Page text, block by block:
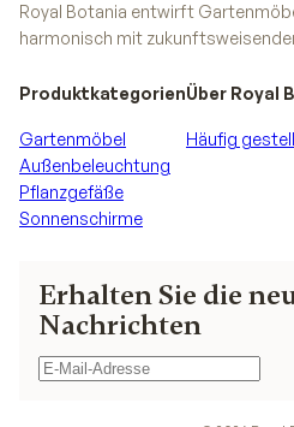
Royal Botania entwirft
harmonisch mit
Erhalten Sie die
Nachrichten
Produktkategorien
Gartenmöbel
Außenbeleuchtung
Pflanzgefäße
Sonnenschirme
Über Royal
Häufig